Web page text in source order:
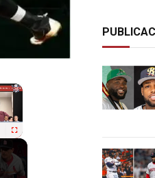
×
Fullscreen